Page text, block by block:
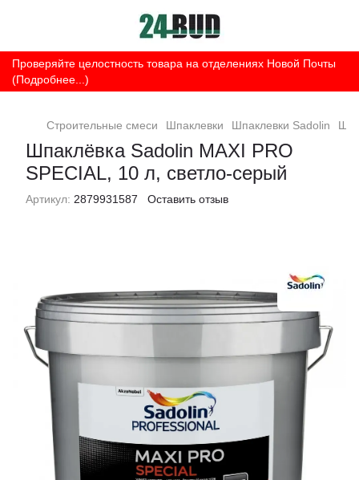
Проверяйте целостность товара на отделениях Новой Почты
(Подробнее...)
Строительные смеси Шпаклевки Шпаклевки Sadolin
Шпаклёвка Sadolin MAXI PRO
SPECIAL, 10 л, светло-серый
Артикул: 2879931587 Оставить отзыв